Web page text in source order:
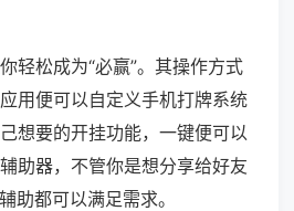
轻松成为“必赢”。其操作方式
用便可以自定义手机打牌系统
想要的开挂功能，一键便可以
助器，不管你是想分享给好友
助都可以满足需求。